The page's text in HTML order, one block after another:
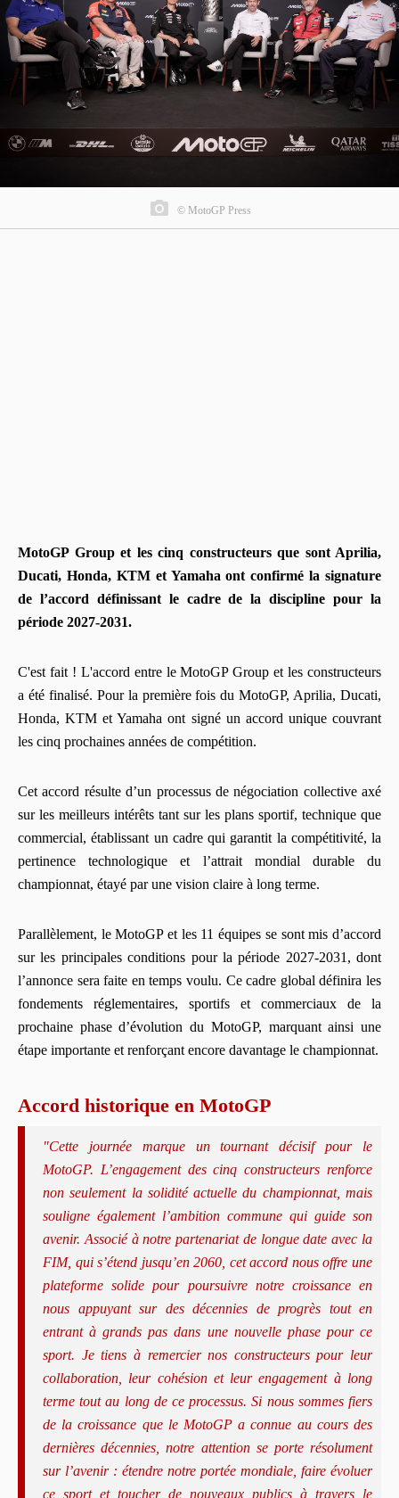
© MotoGP Press
MotoGP Group et les cinq constructeurs que sont Aprilia,
Ducati, Honda, KTM et Yamaha ont confirmé la signature
de l’accord définissant le cadre de la discipline pour la
période 2027-2031.
C'est fait ! L'accord entre le MotoGP Group et les constructeurs
a été finalisé. Pour la première fois du MotoGP, Aprilia, Ducati,
Honda, KTM et Yamaha ont signé un accord unique couvrant
les cinq prochaines années de compétition.
Cet accord résulte d’un processus de négociation collective axé
sur les meilleurs intérêts tant sur les plans sportif, technique que
commercial, établissant un cadre qui garantit la compétitivité, la
pertinence technologique et l’attrait mondial durable du
championnat, étayé par une vision claire à long terme.
Parallèlement, le MotoGP et les 11 équipes se sont mis d’accord
sur les principales conditions pour la période 2027-2031, dont
l’annonce sera faite en temps voulu. Ce cadre global définira les
fondements réglementaires, sportifs et commerciaux de la
prochaine phase d’évolution du MotoGP, marquant ainsi une
étape importante et renforçant encore davantage le championnat.
Accord historique en MotoGP
"Cette journée marque un tournant décisif pour le
MotoGP. L’engagement des cinq constructeurs renforce
non seulement la solidité actuelle du championnat, mais
souligne également l’ambition commune qui guide son
avenir. Associé à notre partenariat de longue date avec la
FIM, qui s’étend jusqu’en 2060, cet accord nous offre une
plateforme solide pour poursuivre notre croissance en
nous appuyant sur des décennies de progrès tout en
entrant à grands pas dans une nouvelle phase pour ce
sport. Je tiens à remercier nos constructeurs pour leur
collaboration, leur cohésion et leur engagement à long
terme tout au long de ce processus. Si nous sommes fiers
de la croissance que le MotoGP a connue au cours des
dernières décennies, notre attention se porte résolument
sur l’avenir : étendre notre portée mondiale, faire évoluer
ce sport et toucher de nouveaux publics à travers le